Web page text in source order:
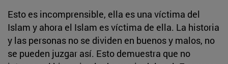
Esto es incomprensible, ella es una víctima del
Islam y ahora el Islam es víctima de ella. La historia
y las personas no se dividen en buenos y malos, no
se pueden juzgar así. Esto demuestra que no